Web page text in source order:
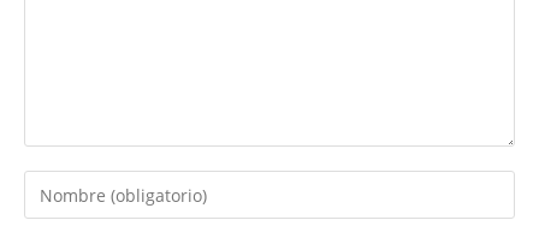
Introduce
tu